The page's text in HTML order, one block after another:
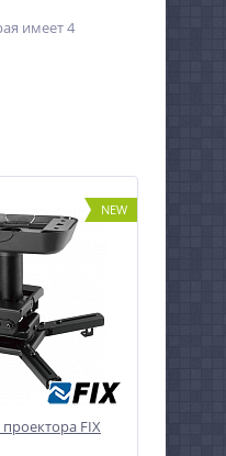
имеет 4
NEW
FIX